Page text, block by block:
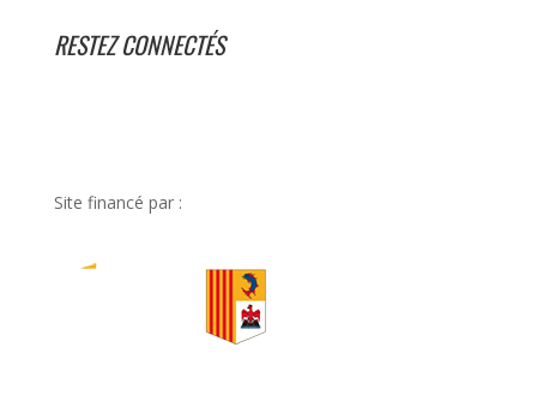
RESTEZ CONNECTÉS
Site financé par :